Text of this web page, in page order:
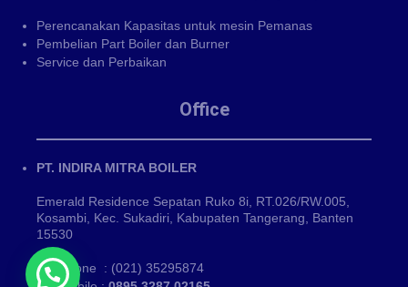
Perencanakan Kapasitas untuk mesin Pemanas
Pembelian Part Boiler dan Burner
Service dan Perbaikan
Office
PT. INDIRA MITRA BOILER
Emerald Residence Sepatan Ruko 8i, RT.026/RW.005,
Kosambi, Kec. Sukadiri, Kabupaten Tangerang, Banten
15530
Phone : (021) 35295874